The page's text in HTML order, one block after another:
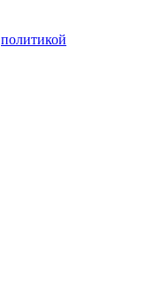
политикой